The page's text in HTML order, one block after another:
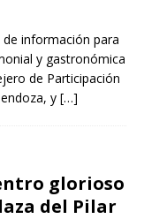
información para
y gastronómica
de Participación
y […]
glorioso
del Pilar